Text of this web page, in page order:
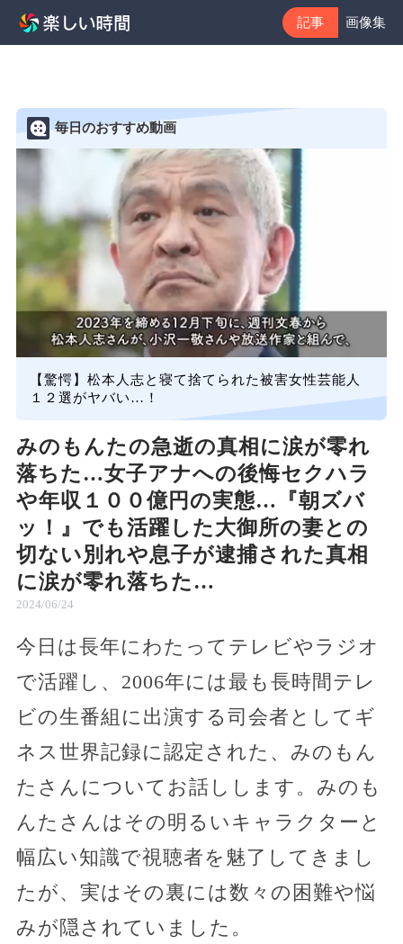
記事 画像集
毎日のおすすめ動画
【驚愕】松本人志と寝て捨てられた被害女性芸能人
１２選がヤバい…！
みのもんたの急逝の真相に涙が零れ
落ちた…女子アナへの後悔セクハラ
や年収１００億円の実態…『朝ズバ
ッ！』でも活躍した大御所の妻との
切ない別れや息子が逮捕された真相
に涙が零れ落ちた…
2024/06/24
今日は長年にわたってテレビやラジオ
で活躍し、2006年には最も長時間テレ
ビの生番組に出演する司会者としてギ
ネス世界記録に認定された、みのもん
たさんについてお話しします。みのも
んたさんはその明るいキャラクターと
幅広い知識で視聴者を魅了してきまし
たが、実はその裏には数々の困難や悩
みが隠されていました。